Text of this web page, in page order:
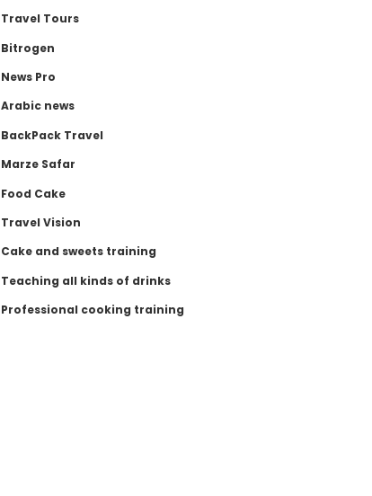
Travel Tours
Bitrogen
News Pro
Arabic news
BackPack Travel
Marze Safar
Food Cake
Travel Vision
Cake and sweets training
Teaching all kinds of drinks
Professional cooking training